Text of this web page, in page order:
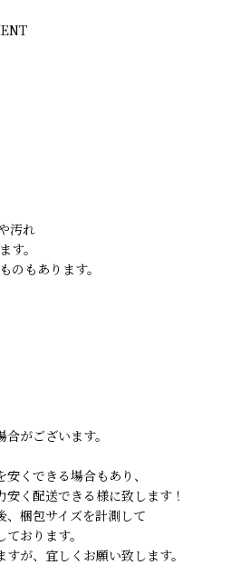
汚れ
す。
のもあります。
がございます。
くできる場合もあり、
く配送できる様に致します！
、梱包サイズを計測して
おります。
が、宜しくお願い致します。